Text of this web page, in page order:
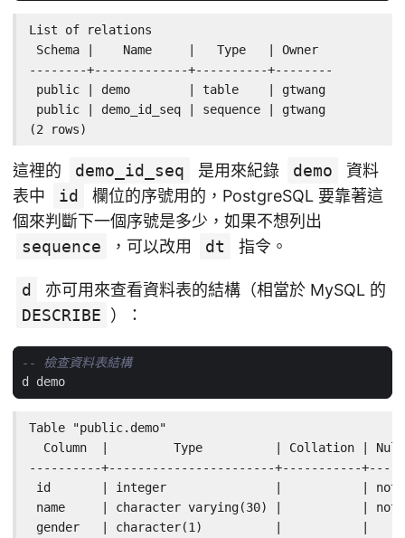
List of relations
Schema |    Name     |   Type   | Owner
--------+-------------+----------+--------
public | demo        | table    | gtwang
public | demo_id_seq | sequence | gtwang
(2 rows)
這裡的 demo_id_seq 是用來紀錄 demo
資料
表中
id
欄位的序號用的，PostgreSQL 要靠著這
個來判斷下一個序號是多少，如果不想列出
sequence
，可以改用 dt 指令。
d
亦可用來查看資料表的結構（相當於 MySQL 的
DESCRIBE ）：
d
demo
Table "public.demo"
Column  |         Type          | Collation |
----------+-----------------------+-----------
id       | integer               |           | not null |
name     | character varying(30) |           |
gender   | character(1)          |           |